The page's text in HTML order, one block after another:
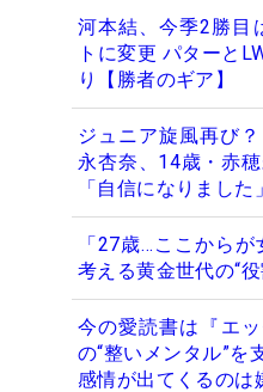
河本結、今季2勝目
トに変更 パターと
り【勝者のギア】
ジュニア旋風再び
永杏奈、14歳・赤
「自信になりました」
「27歳…ここから
考える黄金世代の“役
今の愛読書は『エ
の“整いメンタル”を
感情が出てくるのは